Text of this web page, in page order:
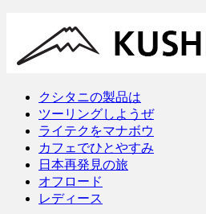
クシタニの製品は
ツーリングしようぜ
ライテクをマナボウ
カフェでひとやすみ
日本再発見の旅
オフロード
レディース